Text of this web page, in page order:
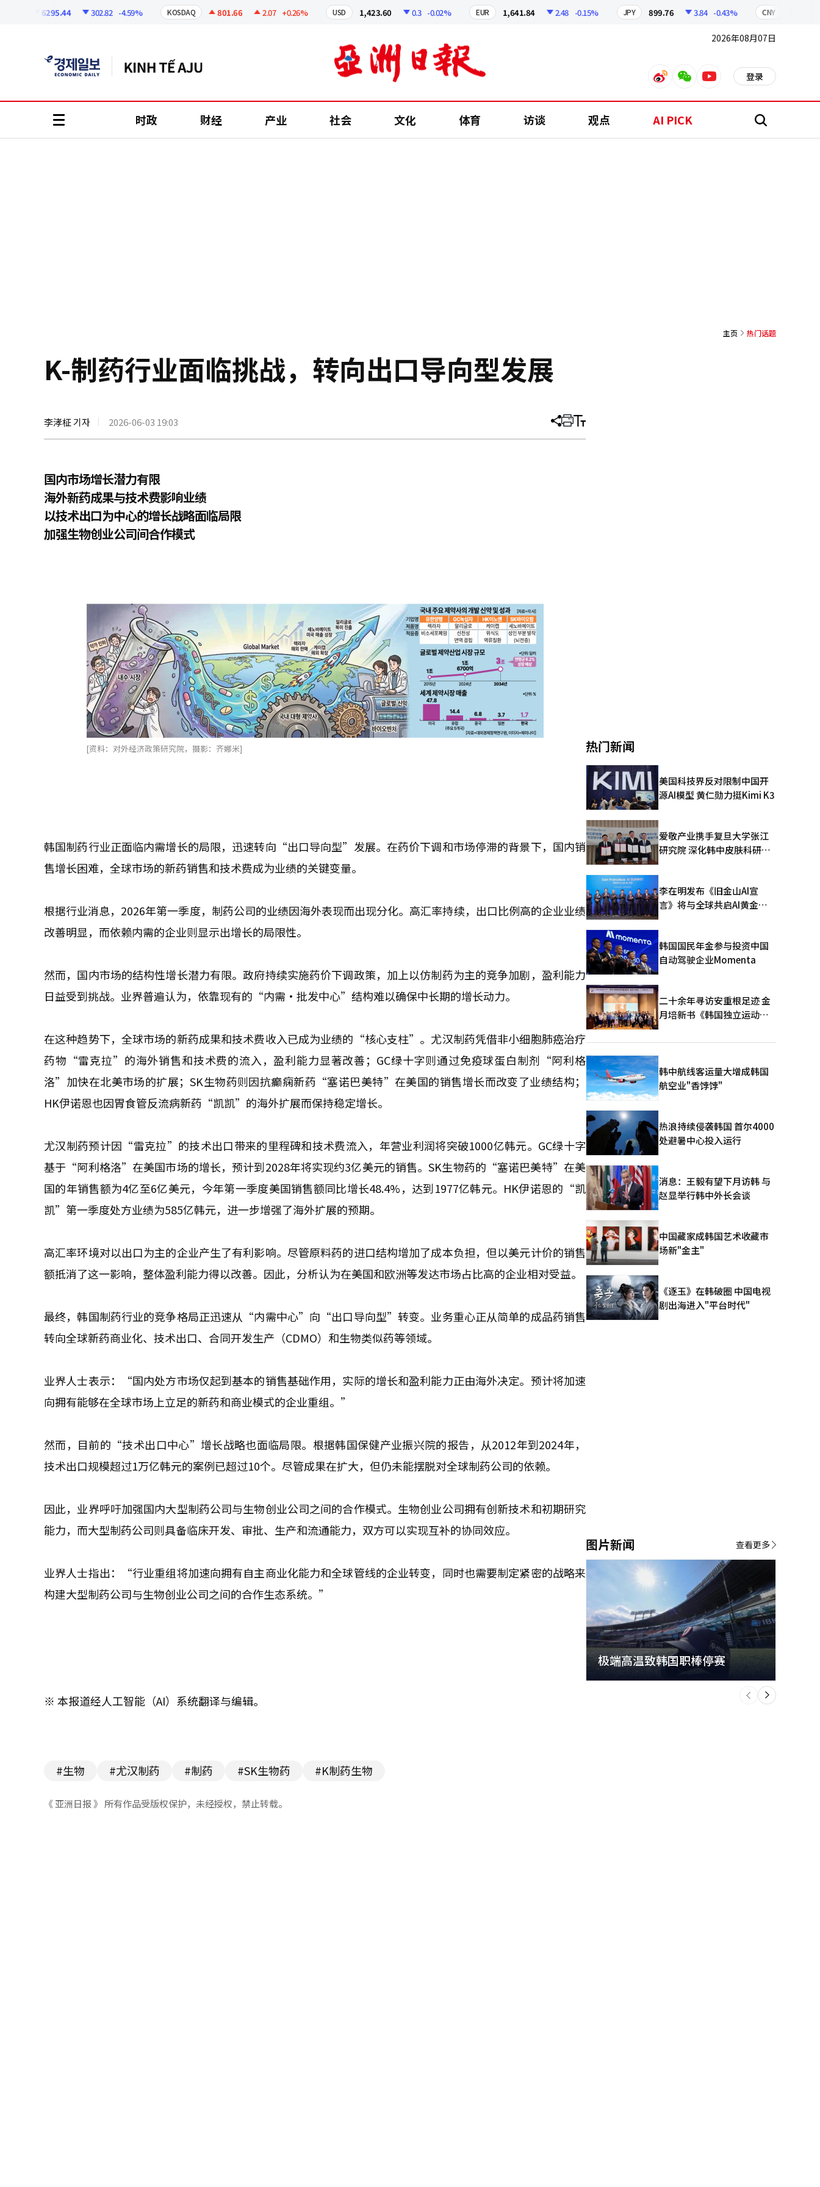
6295.44 302.82 -4.59% KOSDAQ 801.66 2.07 +0.26% USD 1,423.60 0.3 -0.02% EUR 1,641.84 2.48 -0.15% JPY 899.76 3.84 -0.43% CNY 210.96
2026年08月07日
weiboweixinyoutube 登录
时政 财经 产业 社会 文化 体育 访谈 观点 AI PICK 搜
主页 热门话题
K-制药行业面临挑战，转向出口导向型发展
李涍柾 기자 2026-06-03 19:03 分
文
打 调
大
国内市场增长潜力有限
海外新药成果与技术费影响业绩
以技术出口为中心的增长战略面临局限
加强生物创业公司间合作模式
[资料：对外经济政策研究院，摄影：齐娜米]
韩国制药行业正面临内需增长的局限，迅速转向“出口导向型”发展。在药价下调和市场停滞的背景下，国内销
售增长困难，全球市场的新药销售和技术费成为业绩的关键变量。
根据行业消息，2026年第一季度，制药公司的业绩因海外表现而出现分化。高汇率持续，出口比例高的企业业绩
改善明显，而依赖内需的企业则显示出增长的局限性。
然而，国内市场的结构性增长潜力有限。政府持续实施药价下调政策，加上以仿制药为主的竞争加剧，盈利能力
日益受到挑战。业界普遍认为，依靠现有的“内需·批发中心”结构难以确保中长期的增长动力。
在这种趋势下，全球市场的新药成果和技术费收入已成为业绩的“核心支柱”。尤汉制药凭借非小细胞肺癌治疗
药物“雷克拉”的海外销售和技术费的流入，盈利能力显著改善；GC绿十字则通过免疫球蛋白制剂“阿利格
洛”加快在北美市场的扩展；SK生物药则因抗癫痫新药“塞诺巴美特”在美国的销售增长而改变了业绩结构；
HK伊诺恩也因胃食管反流病新药“凯凯”的海外扩展而保持稳定增长。
尤汉制药预计因“雷克拉”的技术出口带来的里程碑和技术费流入，年营业利润将突破1000亿韩元。GC绿十字
基于“阿利格洛”在美国市场的增长，预计到2028年将实现约3亿美元的销售。SK生物药的“塞诺巴美特”在美
国的年销售额为4亿至6亿美元，今年第一季度美国销售额同比增长48.4%，达到1977亿韩元。HK伊诺恩的“凯
凯”第一季度处方业绩为585亿韩元，进一步增强了海外扩展的预期。
高汇率环境对以出口为主的企业产生了有利影响。尽管原料药的进口结构增加了成本负担，但以美元计价的销售
额抵消了这一影响，整体盈利能力得以改善。因此，分析认为在美国和欧洲等发达市场占比高的企业相对受益。
最终，韩国制药行业的竞争格局正迅速从“内需中心”向“出口导向型”转变。业务重心正从简单的成品药销售
转向全球新药商业化、技术出口、合同开发生产（CDMO）和生物类似药等领域。
业界人士表示：“国内处方市场仅起到基本的销售基础作用，实际的增长和盈利能力正由海外决定。预计将加速
向拥有能够在全球市场上立足的新药和商业模式的企业重组。”
然而，目前的“技术出口中心”增长战略也面临局限。根据韩国保健产业振兴院的报告，从2012年到2024年，
技术出口规模超过1万亿韩元的案例已超过10个。尽管成果在扩大，但仍未能摆脱对全球制药公司的依赖。
因此，业界呼吁加强国内大型制药公司与生物创业公司之间的合作模式。生物创业公司拥有创新技术和初期研究
能力，而大型制药公司则具备临床开发、审批、生产和流通能力，双方可以实现互补的协同效应。
业界人士指出：“行业重组将加速向拥有自主商业化能力和全球管线的企业转变，同时也需要制定紧密的战略来
构建大型制药公司与生物创业公司之间的合作生态系统。”
※ 本报道经人工智能（AI）系统翻译与编辑。
#生物 #尤汉制药 #制药 #SK生物药 #K制药生物
《 亚洲日报 》 所有作品受版权保护，未经授权，禁止转载。
热门新闻
美国科技界反对限制中国开
源AI模型 黄仁勋力挺Kimi K3
爱敬产业携手复旦大学张江
研究院 深化韩中皮肤科研合
李在明发布《旧金山AI宣
言》将与全球共启AI黄金时
韩国国民年金参与投资中国
自动驾驶企业Momenta
二十余年寻访安重根足迹 金
月培新书《韩国独立运动圣
版
韩中航线客运量大增成韩国
航空业"香饽饽"
热浪持续侵袭韩国 首尔4000
处避暑中心投入运行
消息：王毅有望下月访韩 与
赵显举行韩中外长会谈
中国藏家成韩国艺术收藏市
场新"金主"
《逐玉》在韩破圈 中国电视
剧出海进入"平台时代"
图片新闻
极端高温致韩国职棒停赛
下
一
个
查看更多